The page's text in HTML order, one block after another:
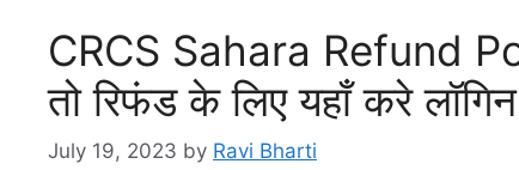
CRCS Sahara Refund
तो रिफंड के लिए यहाँ करे लॉगिन
July 19, 2023 by Ravi Bharti